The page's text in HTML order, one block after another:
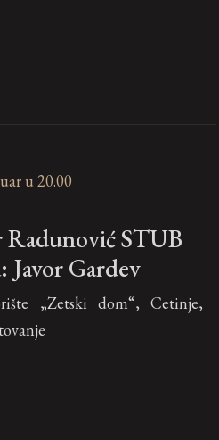
u 20.00
Radunović STUB
Javor Gardev
„Zetski dom“, Cetinje,